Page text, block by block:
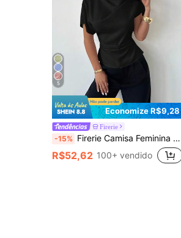
5
Economize R$9,28
Firerie
-15% Firerie Camisa Feminina de Fibra de Bambu Cor de Damasco, com Gola Enrugada, Manga Assimétrica, Franzido Lateral e Cintura Ajustada, Ideal para o Dia a Dia, Todas as Estações
R$52,62 100+ vendido